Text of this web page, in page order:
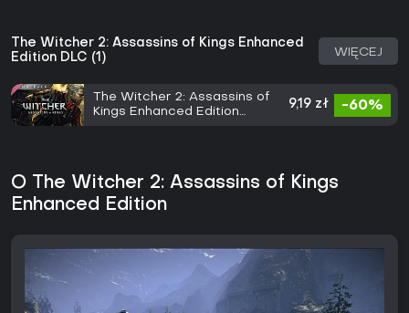
The Witcher 2: Assassins of Kings Enhanced
Edition DLC (1)
WIĘCEJ
The Witcher 2: Assassins of
Kings Enhanced Edition
9,19 zł -60%
O The Witcher 2: Assassins of Kings
Enhanced Edition